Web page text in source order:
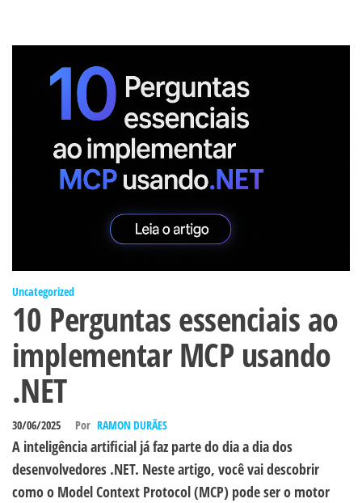
Uncategorized
10 Perguntas essenciais ao
implementar MCP usando
.NET
30/06/2025 Por RAMON DURÃES
A inteligência artificial já faz parte do dia a dia dos
desenvolvedores .NET. Neste artigo, você vai descobrir
como o Model Context Protocol (MCP) pode ser o motor